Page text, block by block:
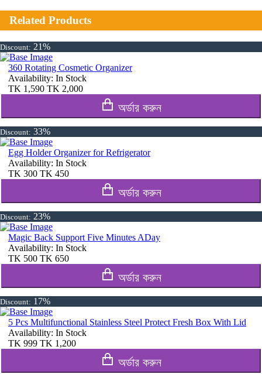
Related Products
Discount: 21%
360 Rotating Cosmetic Organizer
Availability: In Stock
TK 1,590 TK 2,000
অর্ডার করুন
Discount: 33%
Egg Holder Organizer for Refrigerator
Availability: In Stock
TK 300 TK 450
অর্ডার করুন
Discount: 23%
Magic Back Support Five Minutes ADay
Availability: In Stock
TK 500 TK 650
অর্ডার করুন
Discount: 17%
5 Pcs Multifunctional Stainless Steel Protect Fresh Box With Lid
Availability: In Stock
TK 999 TK 1,200
অর্ডার করুন